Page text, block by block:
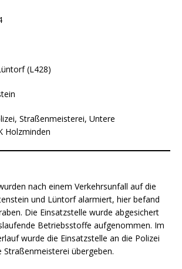
(L428)
Straßenmeisterei, Untere
Holzminden
nach einem Verkehrsunfall auf die
und Lüntorf alarmiert, hier befand
Die Einsatzstelle wurde abgesichert
Betriebsstoffe aufgenommen. Im
wurde die Einsatzstelle an die Polizei
Straßenmeisterei übergeben.